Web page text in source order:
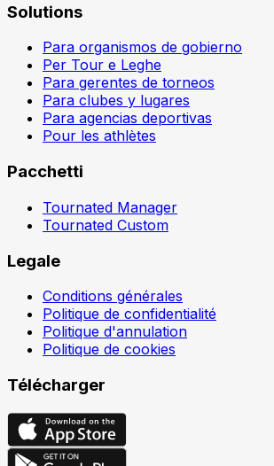
Solutions
Para organismos de gobierno
Per Tour e Leghe
Para gerentes de torneos
Para clubes y lugares
Para agencias deportivas
Pour les athlètes
Pacchetti
Tournated Manager
Tournated Custom
Legale
Conditions générales
Politique de confidentialité
Politique d'annulation
Politique de cookies
Télécharger